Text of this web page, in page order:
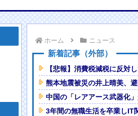
のマ○コを軽く擦って喘がせた結果
）、卑猥すぎて賛否両論
高級紙も驚愕した極限の中の日本人の
い事故が撮影される。 NEW!
人の特別な生き様に各国から称賛の
ホーム ニュース
新着記事（外部）
【悲報】消費税減税に反対
熊本地震被災の井上晴美、
中国の「レアアース武器化
3年間の無職生活を卒業しIT